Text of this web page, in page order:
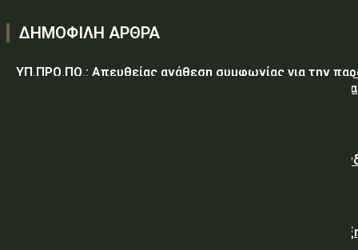
ΔΗΜΟΦΙΛΗ ΑΡΘΡΑ
ΥΠ.ΠΡΟ.ΠΟ.: Απευθείας ανάθεση συμφωνίας για την
υπηρεσιών κλειδαρά για τη σφράγιση οικίας στα Μέγαρα
Γαλλική «ψήφος εμπιστοσύνης» στην ηλεκτρική
Viohalco: Εκτόξευση 62% στα κέρδη και ισχυρή